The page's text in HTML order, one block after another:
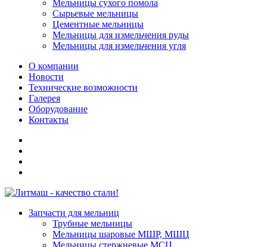
Мельницы сухого помола
Сырьевые мельницы
Цементные мельницы
Мельницы для измельчения руды
Мельницы для измельчения угля
О компании
Новости
Технические возможности
Галерея
Оборудование
Контакты
Запчасти для мельниц
Трубные мельницы
Мельницы шаровые МШР, МШЦ
Мельницы стержневые МСЦ